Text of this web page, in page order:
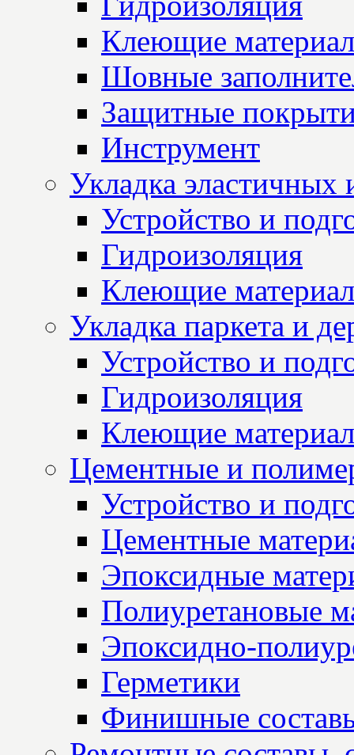
Клеющие
Шовные
Защитные
Инструмент
Укладка
Устройство и
Гидроизоляция
Клеющие
Укладка паркета и
Устройство и
Гидроизоляция
Клеющие
Цементные и
Устройство и
Цементные
Эпоксидные
Полиуретановые
Эпоксидно-
Герметики
Финишные